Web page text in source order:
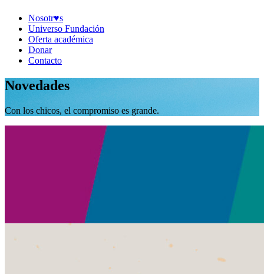
Nosotr♥︎s
Universo Fundación
Oferta académica
Donar
Contacto
Novedades
Con los chicos, el compromiso es grande.